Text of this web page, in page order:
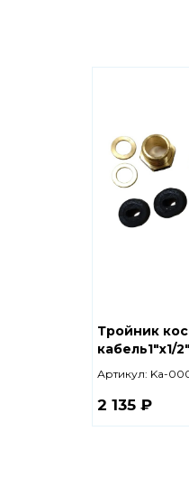
Тройник
кабель1"x1/
Артикул: Ka-
2 135 ₽